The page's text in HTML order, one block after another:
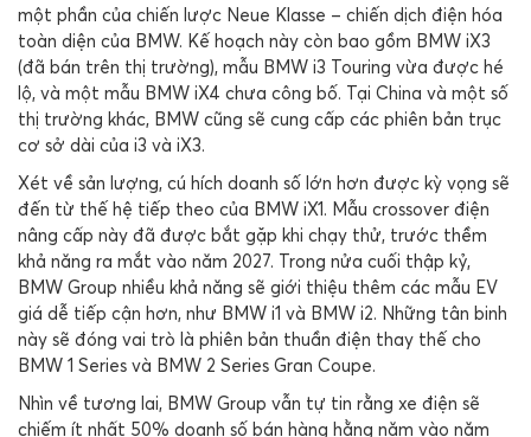
một phần của chiến lược Neue Klasse – chiến dịch điện hóa
toàn diện của BMW. Kế hoạch này còn bao gồm BMW iX3
(đã bán trên thị trường), mẫu BMW i3 Touring vừa được hé
lộ, và một mẫu BMW iX4 chưa công bố. Tại China và một số
thị trường khác, BMW cũng sẽ cung cấp các phiên bản trục
cơ sở dài của i3 và iX3.
Xét về sản lượng, cú hích doanh số lớn hơn được kỳ vọng sẽ
đến từ thế hệ tiếp theo của BMW iX1 . Mẫu crossover điện
nâng cấp này đã được bắt gặp khi chạy thử, trước thềm
khả năng ra mắt vào năm 2027. Trong nửa cuối thập kỷ,
BMW Group nhiều khả năng sẽ giới thiệu thêm các mẫu EV
giá dễ tiếp cận hơn, như BMW i1 và BMW i2. Những tân binh
này sẽ đóng vai trò là phiên bản thuần điện thay thế cho
BMW 1 Series và BMW 2 Series Gran Coupe.
Nhìn về tương lai, BMW Group vẫn tự tin rằng xe điện sẽ
chiếm ít nhất 50% doanh số bán hàng hằng năm vào năm